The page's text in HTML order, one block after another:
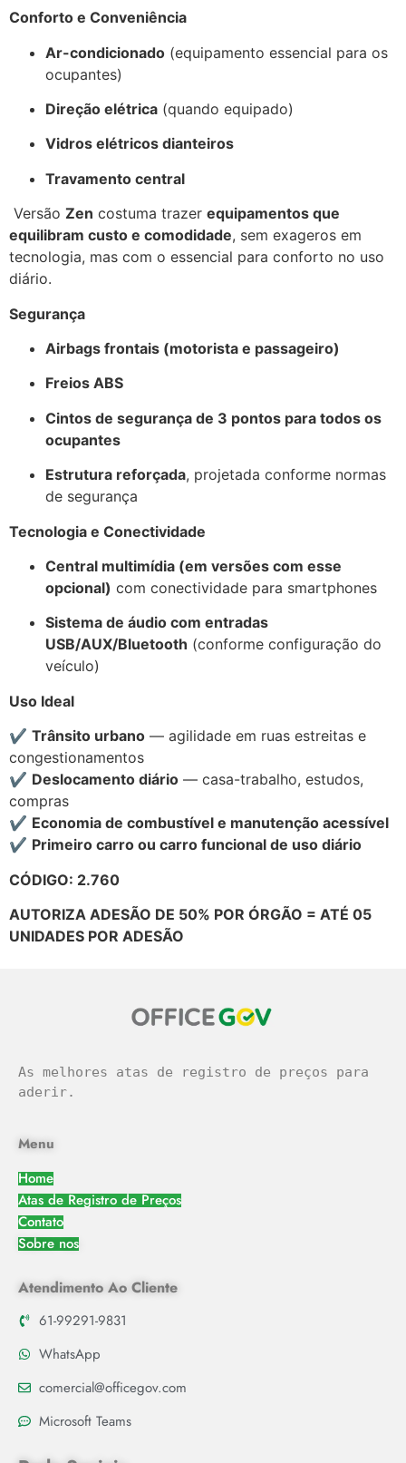
Conforto e Conveniência
Ar-condicionado (equipamento essencial para os
ocupantes)
Direção elétrica (quando equipado)
Vidros elétricos dianteiros
Travamento central
Versão Zen costuma trazer equipamentos que
equilibram custo e comodidade, sem exageros em
tecnologia, mas com o essencial para conforto no uso
diário.
Segurança
Airbags frontais (motorista e passageiro)
Freios ABS
Cintos de segurança de 3 pontos para todos os
ocupantes
Estrutura reforçada, projetada conforme normas
de segurança
Tecnologia e Conectividade
Central multimídia (em versões com esse
opcional) com conectividade para smartphones
Sistema de áudio com entradas
USB/AUX/Bluetooth (conforme configuração do
veículo)
Uso Ideal
✔ Trânsito urbano — agilidade em ruas estreitas e
congestionamentos
✔ Deslocamento diário — casa-trabalho, estudos,
compras
✔ Economia de combustível e manutenção acessível
✔ Primeiro carro ou carro funcional de uso diário
CÓDIGO: 2.760
AUTORIZA ADESÃO DE 50% POR ÓRGÃO = ATÉ 05
UNIDADES POR ADESÃO
As melhores atas de registro de preços para
aderir.
Menu
Home
Atas de Registro de Preços
Contato
Sobre nos
Atendimento Ao Cliente
61-99291-9831
WhatsApp
comercial@officegov.com
Microsoft Teams